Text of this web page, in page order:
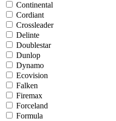
Continental
Cordiant
Crossleader
Delinte
Doublestar
Dunlop
Dynamo
Ecovision
Falken
Firemax
Forceland
Formula